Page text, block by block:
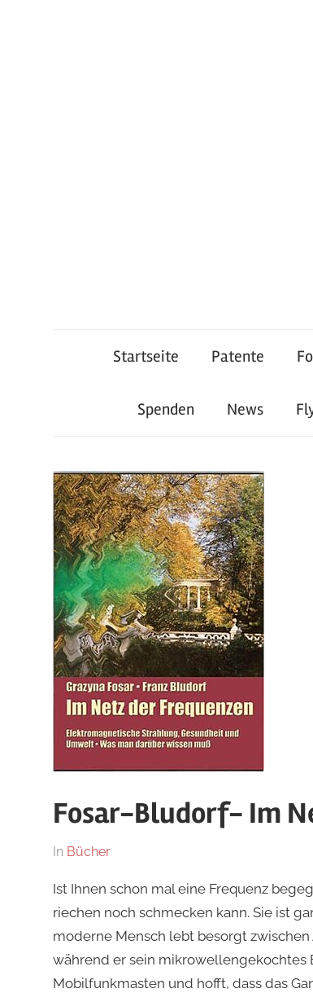
Startseite Patente
Spenden News
Fosar-Bludorf- Im
Am
Oktober
2021
Von
In Bücher
Ist Ihnen schon mal eine Frequenz
riechen noch schmecken kann. Sie ist
moderne Mensch lebt besorgt
während er sein mikrowellengekochtes
Mobilfunkmasten und hofft, dass das